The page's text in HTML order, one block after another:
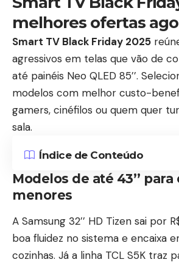
melhores ofertas
Smart TV Black Friday 2025
agressivos em telas que vão de
até painéis Neo QLED 85’’.
modelos com melhor custo-
gamers, cinéfilos ou quem quer
sala.
Índice de Conteúdo
Modelos de até 43’’ para
menores
A Samsung 32’’ HD Tizen sai por
boa fluidez no sistema e encaixa
cozinhas. Já a linha TCL S5K traz